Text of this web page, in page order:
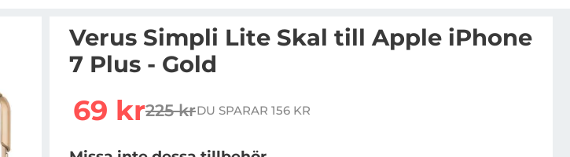
Verus Simpli Lite Skal till Apple iPhone
7 Plus - Gold
rea pris
69 krtidigare pris
225 krDU SPARAR 156 KR